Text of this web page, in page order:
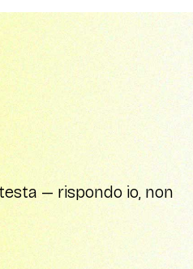
— rispondo io, non